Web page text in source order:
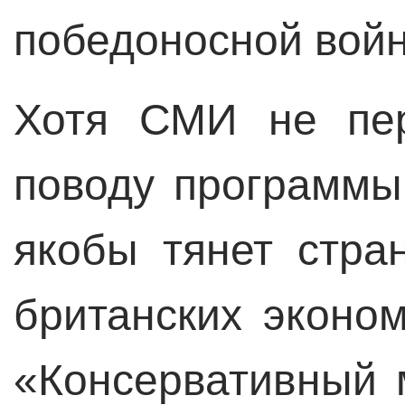
победоносной
Хотя СМИ не
поводу
якобы тянет
британских